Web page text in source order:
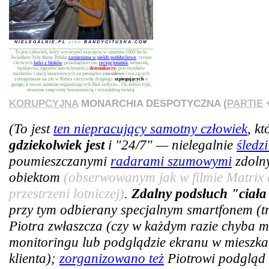
NIELEGALNIE.PL albo BANDYCITUSKA.COM
To jest człowiek, który wycierpiał najwięcej w ostatnim 1000-leciu.
Świadków były tłumy. Polska zamieniona w piekło podsłuchowe; rzesze
chciwych ludzi z bloków, przedsiębiorców, recepcjonistek, kelnerek,
bankierów, agentów nieruchomości, dziennikarzy, pracowników
marketów i stacji benzynowych za pieniądze zawodowo ćwiczących
zobojętnienie na zło w Polsce i krzywdę drugiego: szpiegującychw
gangu, a nawet samemu organizujących dlań sadyzm... On ledwo żyje,
strasznie zmęczony bezsennością i wrzaskliwą torturą.
KORUPCYJNAMONARCHIA DESPOTYCZNA (PARTIE
(To jest ten niepracujący samotny człowiek,
gdziekolwiek jesti "24/7" — nielegalnie
poumieszczanymi radarami szumowymi
obiektom (obserwowanym jak w filmie
przestrzeni lotniczej). Zdalny podsłuch
przy tym odbierany specjalnym smartfonem
Piotra zwłaszcza (czy w każdym razie chyba
monitoringu lub podglądzie ekranu w
klienta); zorganizowano też Piotrowi